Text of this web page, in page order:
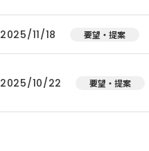
2025/11/18 要望・提案
2025/10/22 要望・提案